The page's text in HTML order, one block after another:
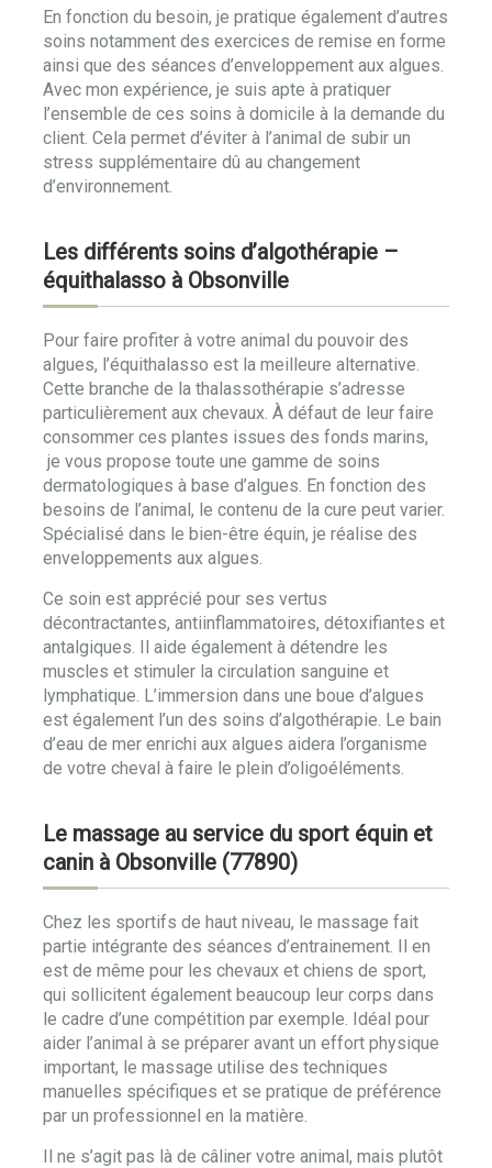
En fonction du besoin, je pratique également d’autres
soins notamment des exercices de remise en forme
ainsi que des séances d’enveloppement aux algues.
Avec mon expérience, je suis apte à pratiquer
l’ensemble de ces soins à domicile à la demande du
client. Cela permet d’éviter à l’animal de subir un
stress supplémentaire dû au changement
d’environnement.
Les différents soins d’algothérapie –
équithalasso à Obsonville
Pour faire profiter à votre animal du pouvoir des
algues, l’équithalasso est la meilleure alternative.
Cette branche de la thalassothérapie s’adresse
particulièrement aux chevaux. À défaut de leur faire
consommer ces plantes issues des fonds marins,
je vous propose toute une gamme de soins
dermatologiques à base d’algues. En fonction des
besoins de l’animal, le contenu de la cure peut varier.
Spécialisé dans le bien-être équin, je réalise des
enveloppements aux algues.
Ce soin est apprécié pour ses vertus
décontractantes, antiinflammatoires, détoxifiantes et
antalgiques. Il aide également à détendre les
muscles et stimuler la circulation sanguine et
lymphatique. L’immersion dans une boue d’algues
est également l’un des soins d’algothérapie. Le bain
d’eau de mer enrichi aux algues aidera l’organisme
de votre cheval à faire le plein d’oligoéléments.
Le massage au service du sport équin et
canin à Obsonville (77890)
Chez les sportifs de haut niveau, le massage fait
partie intégrante des séances d’entrainement. Il en
est de même pour les chevaux et chiens de sport,
qui sollicitent également beaucoup leur corps dans
le cadre d’une compétition par exemple. Idéal pour
aider l’animal à se préparer avant un effort physique
important, le massage utilise des techniques
manuelles spécifiques et se pratique de préférence
par un professionnel en la matière.
Il ne s’agit pas là de câliner votre animal, mais plutôt